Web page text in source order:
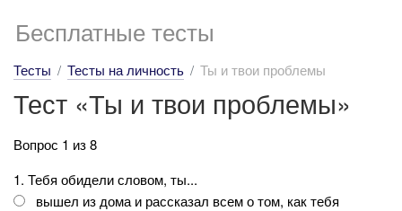
Бесплатные тесты
Тесты Тесты на личность Ты и твои проблемы
Тест «Ты и твои проблемы»
Вопрос 1 из 8
1. Тебя обидели словом, ты...
вышел из дома и рассказал всем о том, как тебя